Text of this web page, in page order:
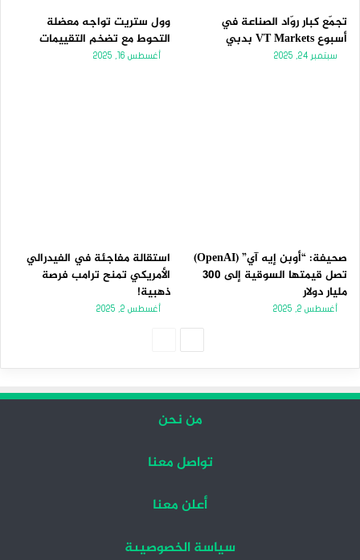
تجمّع كبار روّاد الصناعة في
أسبوع VT Markets بدبي
سبتمبر 24, 2025
وول ستريت تواجه معضلة
التحوط مع تضخم التقييمات
أغسطس 16, 2025
صحيفة: “أوبن إيه آي” (OpenAI)
تصل قيمتها السوقية إلى 300
مليار دولار
أغسطس 2, 2025
استقالة مفاجئة في الفيدرالي
الأمريكي تمنح ترامب فرصة
ذهبية!
أغسطس 2, 2025
من نحن
تواصل معنا
أعلن معنا
سياسة الخصوصيىة